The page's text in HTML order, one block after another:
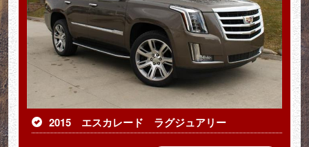
2015 エスカレード ラグジュアリー